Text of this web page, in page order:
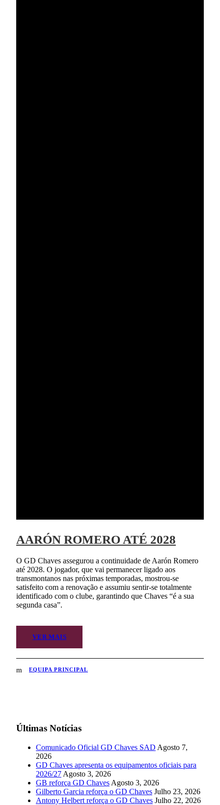
AARÓN ROMERO ATÉ 2028
O GD Chaves assegurou a continuidade de Aarón Romero
até 2028. O jogador, que vai permanecer ligado aos
transmontanos nas próximas temporadas, mostrou-se
satisfeito com a renovação e assumiu sentir-se totalmente
identificado com o clube, garantindo que Chaves “é a sua
segunda casa”.
VER MAIS
EQUIPA PRINCIPAL
Últimas Notícias
Comunicado Oficial GD Chaves SAD Agosto 7,
2026
GD Chaves apresenta os equipamentos oficiais para
2026/27 Agosto 3, 2026
GB reforça GD Chaves Agosto 3, 2026
Gilberto Garcia reforça o GD Chaves Julho 23, 2026
Antony Helbert reforça o GD Chaves Julho 22, 2026